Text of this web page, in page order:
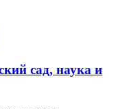
сад, наука и